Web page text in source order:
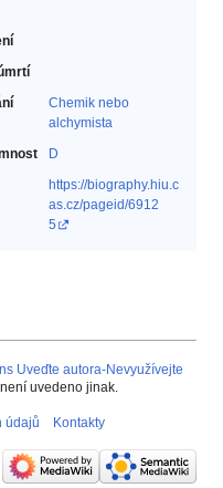
Chemik nebo
alchymista‎
D
https://biography.hiu.c
as.cz/pageid/6912
5
Uveďte autora-Nevyužívejte
uvedeno jinak.
údajů Kontakty